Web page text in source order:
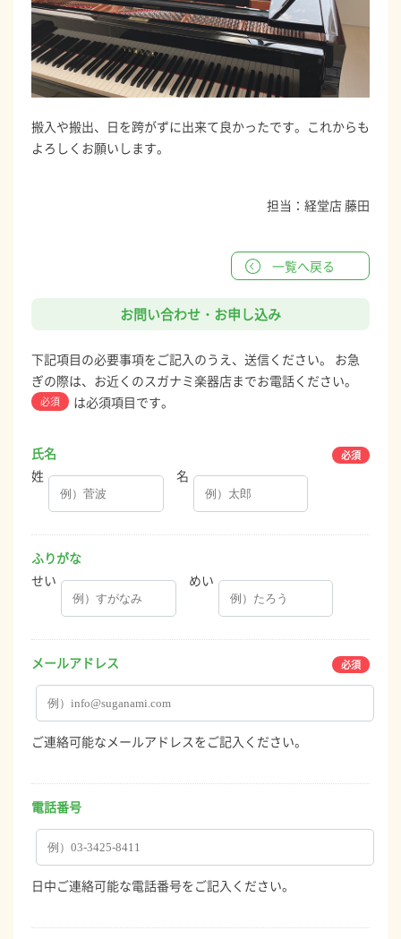
搬入や搬出、日を跨がずに出来て良かったです。これからも
よろしくお願いします。
担当：経堂店 藤田
一覧へ戻る
お問い合わせ・お申し込み
下記項目の必要事項をご記入のうえ、送信ください。 お急
ぎの際は、お近くのスガナミ楽器店までお電話ください。
必須 は必須項目です。
氏名
姓
名
ふりがな
せい
めい
メールアドレス
ご連絡可能なメールアドレスをご記入ください。
電話番号
日中ご連絡可能な電話番号をご記入ください。